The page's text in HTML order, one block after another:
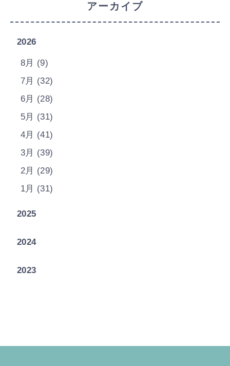
アーカイブ
2026
8月 (9)
7月 (32)
6月 (28)
5月 (31)
4月 (41)
3月 (39)
2月 (29)
1月 (31)
2025
2024
2023